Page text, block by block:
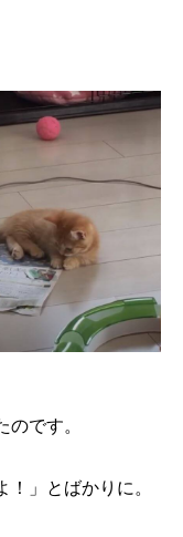
です。
」とばかりに。